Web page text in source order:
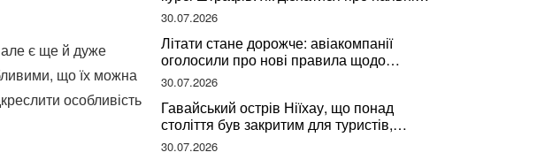
є ще й дуже
що їх можна
особливість
борги
30.07.2026
Літати стане дорожче: авіакомпанії
оголосили про нові правила щодо
вибору місць
30.07.2026
Гавайський острів Ніїхау, що понад
століття був закритим для туристів,
починає приймати перших відвідувачів
30.07.2026